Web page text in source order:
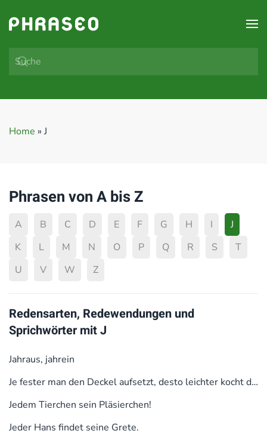
Zum Hauptinhalt springen
Home »J
Phrasen von A bis Z
A B C D E F G H I
J
K
L M N O P Q R S
T
U
V W Z
Redensarten, Redewendungen und
Sprichwörter mit J
Jahraus, jahrein
Je fester man den Deckel aufsetzt, desto leichter kocht der Topf über.
Jedem Tierchen sein Pläsierchen!
Jeder Hans findet seine Grete.